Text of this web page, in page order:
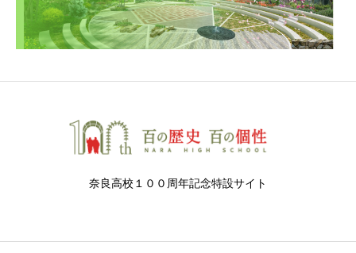
奈良高校１００周年記念特設サイト